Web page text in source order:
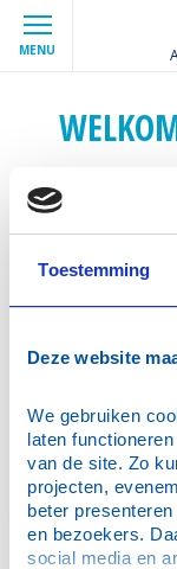
Toestemming
Deze website
We gebruiken
laten
van de site. Zo
projecten,
beter
en bezoekers.
social media en
MENU